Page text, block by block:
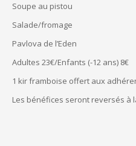
Soupe au pistou
Salade/fromage
Pavlova de l’Eden
Adultes 23€/Enfants (-12 ans) 8€
1 kir framboise offert aux
Les bénéfices seront reversés à